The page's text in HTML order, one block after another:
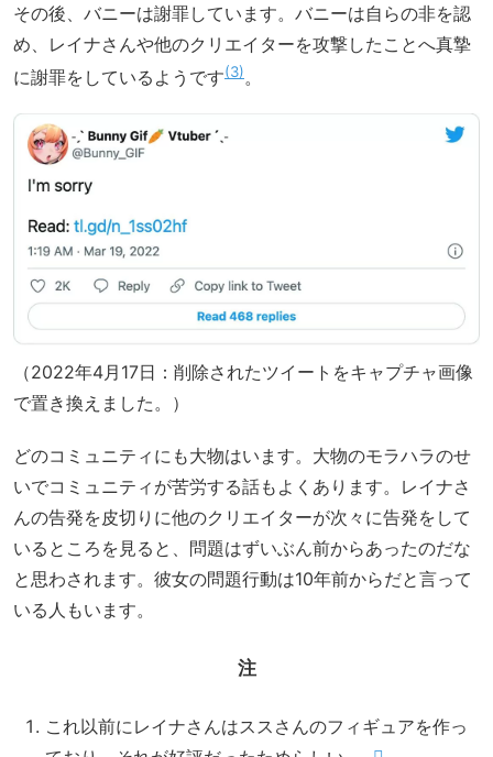
その後、バニーは謝罪しています。バニーは自らの非を認
め、レイナさんや他のクリエイターを攻撃したことへ真摯
に謝罪をしているようです 3 。
（2022年4月17日：削除されたツイートをキャプチャ画像
で置き換えました。）
どのコミュニティにも大物はいます。大物のモラハラのせ
いでコミュニティが苦労する話もよくあります。レイナさ
んの告発を皮切りに他のクリエイターが次々に告発をして
いるところを見ると、問題はずいぶん前からあったのだな
と思わされます。彼女の問題行動は10年前からだと言って
いる人もいます。
注
これ以前にレイナさんはススさんのフィギュアを作っ